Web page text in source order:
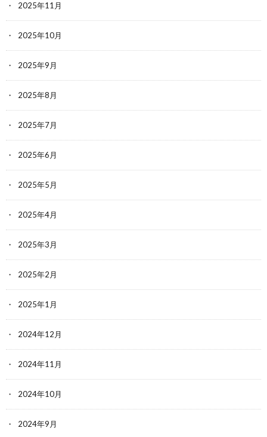
2025年11月
2025年10月
2025年9月
2025年8月
2025年7月
2025年6月
2025年5月
2025年4月
2025年3月
2025年2月
2025年1月
2024年12月
2024年11月
2024年10月
2024年9月